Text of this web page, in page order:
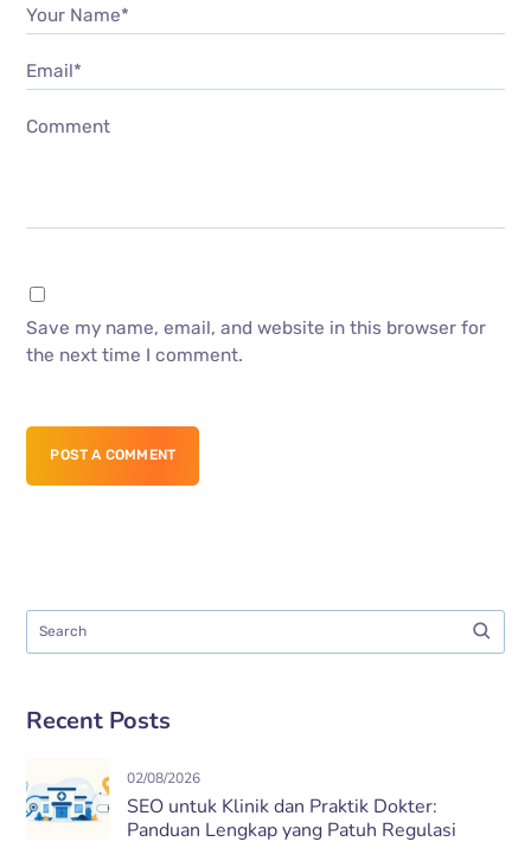
Your Name*
Email*
Comment
Save my name, email, and website in this browser for
the next time I comment.
POST A COMMENT
Recent Posts
02/08/2026
SEO untuk Klinik dan Praktik Dokter:
Panduan Lengkap yang Patuh Regulasi